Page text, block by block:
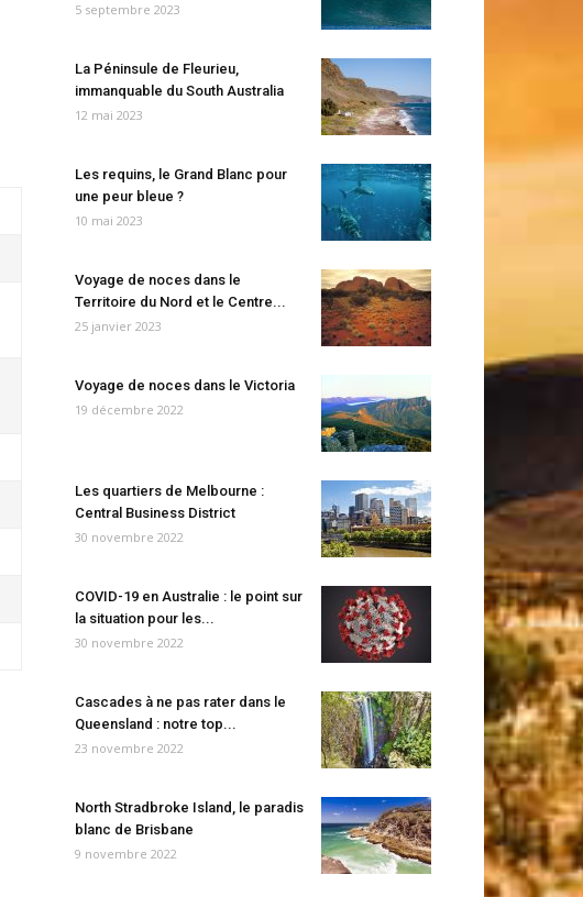
5 septembre 2023
La Péninsule de Fleurieu,
immanquable du South Australia
12 mai 2023
Les requins, le Grand Blanc pour
une peur bleue ?
10 mai 2023
Voyage de noces dans le
Territoire du Nord et le Centre...
25 janvier 2023
Voyage de noces dans le Victoria
19 décembre 2022
Les quartiers de Melbourne :
Central Business District
30 novembre 2022
COVID-19 en Australie : le point sur
la situation pour les...
30 novembre 2022
Cascades à ne pas rater dans le
Queensland : notre top...
23 novembre 2022
North Stradbroke Island, le paradis
blanc de Brisbane
9 novembre 2022